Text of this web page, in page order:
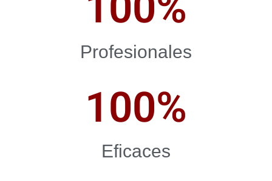
Profesionales
Eficaces
100%